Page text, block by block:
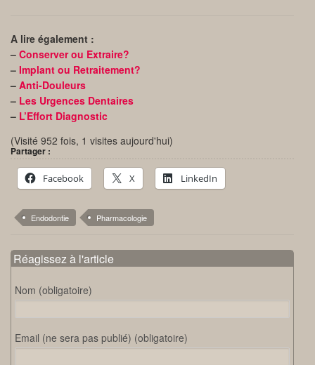
A lire également :
– Conserver ou Extraire?
– Implant ou Retraitement?
– Anti-Douleurs
– Les Urgences Dentaires
– L’Effort Diagnostic
(Visité 952 fois, 1 visites aujourd'hui)
Partager :
Facebook X LinkedIn
Endodontie Pharmacologie
Réagissez à l'article
Nom (obligatoire)
Email (ne sera pas publié) (obligatoire)